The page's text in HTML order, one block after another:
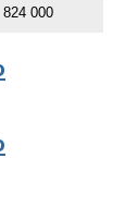
824 000